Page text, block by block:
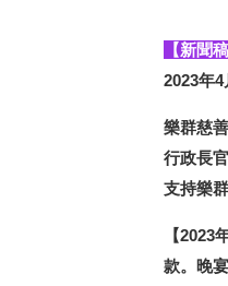
【新聞稿
2023年4
樂群慈
行政長
支持樂群
【2023
款。晚